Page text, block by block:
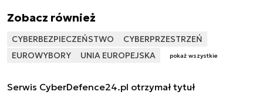
Zobacz również
CYBERBEZPIECZEŃSTWO
CYBERPRZESTRZEŃ
EUROWYBORY
UNIA EUROPEJSKA pokaż wszystkie
Serwis CyberDefence24.pl otrzymał tytuł